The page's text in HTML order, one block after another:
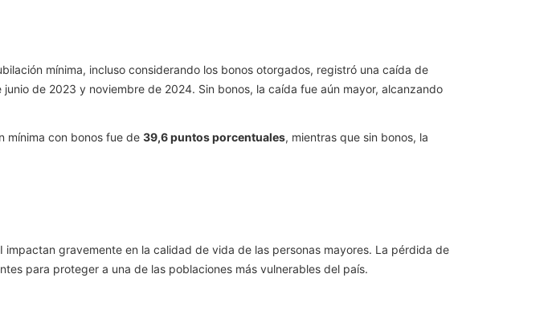
mínima, incluso considerando los bonos otorgados, registró una caída de
de 2023 y noviembre de 2024. Sin bonos, la caída fue aún mayor, alcanzando
mínima con bonos fue de 39,6 puntos porcentuales, mientras que sin bonos, la
gravemente en la calidad de vida de las personas mayores. La pérdida de
para proteger a una de las poblaciones más vulnerables del país.